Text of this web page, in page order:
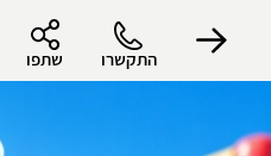
התקשרו שתפו